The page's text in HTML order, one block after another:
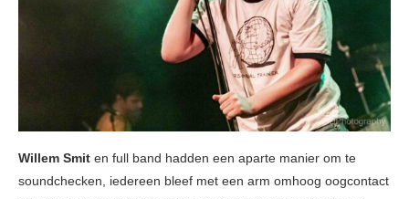
Willem Smit en full band hadden een aparte manier om te
soundchecken, iedereen bleef met een arm omhoog oogcontact